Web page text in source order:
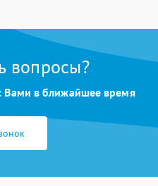
вопросы?
Вами в ближайшее время